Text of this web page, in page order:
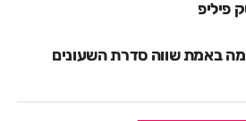
באמת שווה סדרת השעונים